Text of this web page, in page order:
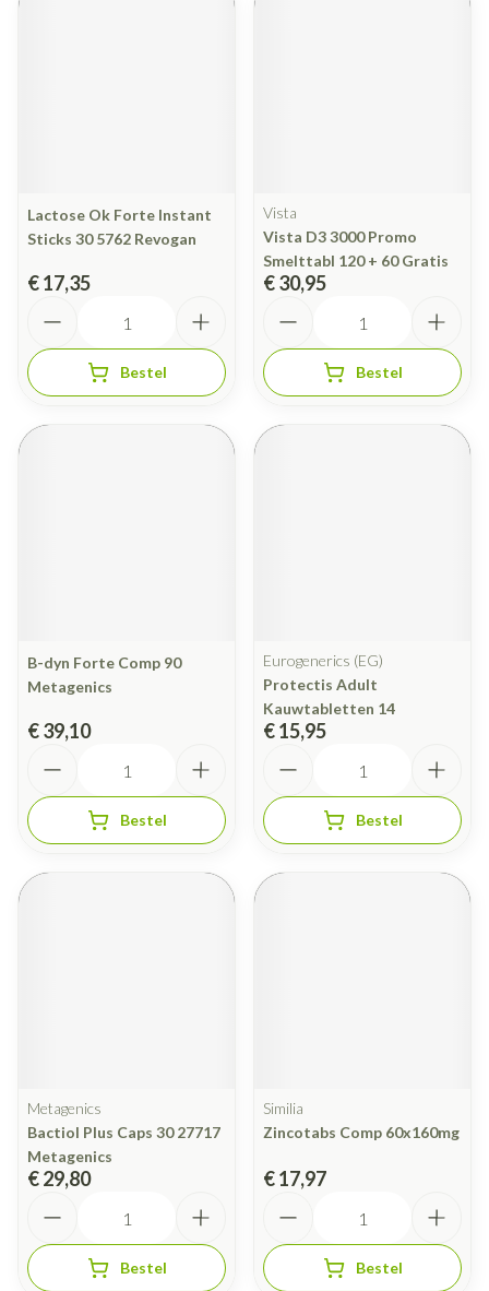
Lactose Ok Forte Instant
Sticks 30 5762 Revogan
€ 17,35
Bestel
Vista
Vista D3 3000 Promo
Smelttabl 120 + 60 Gratis
€ 30,95
Bestel
B-dyn Forte Comp 90
Metagenics
€ 39,10
Bestel
Eurogenerics (EG)
Protectis Adult
Kauwtabletten 14
€ 15,95
Bestel
Metagenics
Bactiol Plus Caps 30 27717
Metagenics
€ 29,80
Bestel
Similia
Zincotabs Comp 60x160mg
€ 17,97
Bestel